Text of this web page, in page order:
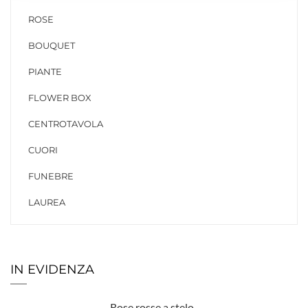
ROSE
BOUQUET
PIANTE
FLOWER BOX
CENTROTAVOLA
CUORI
FUNEBRE
LAUREA
IN EVIDENZA